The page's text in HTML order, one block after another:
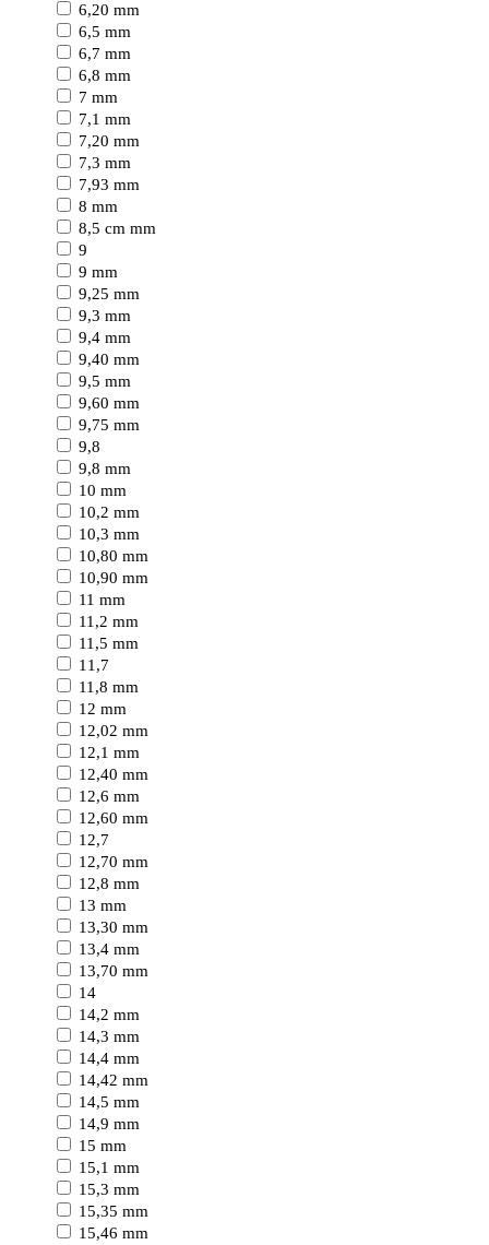
6,20 mm
6,5 mm
6,7 mm
6,8 mm
7 mm
7,1 mm
7,20 mm
7,3 mm
7,93 mm
8 mm
8,5 cm mm
9
9 mm
9,25 mm
9,3 mm
9,4 mm
9,40 mm
9,5 mm
9,60 mm
9,75 mm
9,8
9,8 mm
10 mm
10,2 mm
10,3 mm
10,80 mm
10,90 mm
11 mm
11,2 mm
11,5 mm
11,7
11,8 mm
12 mm
12,02 mm
12,1 mm
12,40 mm
12,6 mm
12,60 mm
12,7
12,70 mm
12,8 mm
13 mm
13,30 mm
13,4 mm
13,70 mm
14
14,2 mm
14,3 mm
14,4 mm
14,42 mm
14,5 mm
14,9 mm
15 mm
15,1 mm
15,3 mm
15,35 mm
15,46 mm